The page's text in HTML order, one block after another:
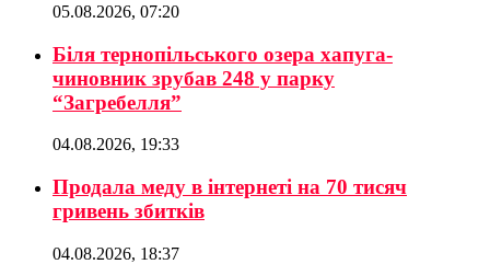
05.08.2026, 07:20
Біля тернопільського озера хапуга-
чиновник зрубав 248 у парку
“Загребелля”
04.08.2026, 19:33
Продала меду в інтернеті на 70 тисяч
гривень збитків
04.08.2026, 18:37